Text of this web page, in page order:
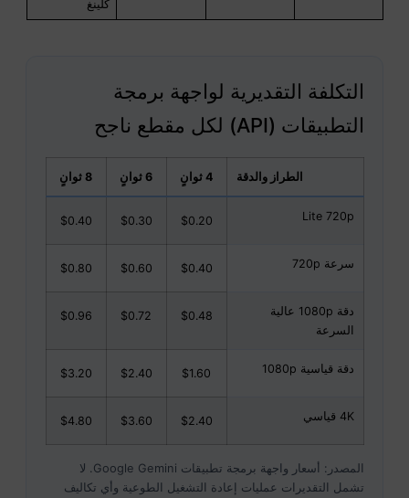
كلينغ
التكلفة التقديرية لواجهة برمجة
التطبيقات (API) لكل مقطع ناجح
الطراز والدقة 4 ثوانٍ 6 ثوانٍ 8 ثوانٍ
Lite 720p
$0.20
$0.30
$0.40
سرعة 720p $0.40
$0.60
$0.80
دقة 1080p عالية
السرعة
$0.48
$0.72
$0.96
دقة قياسية 1080p $1.60
$2.40
$3.20
4K قياسي $2.40
$3.60
$4.80
المصدر: أسعار واجهة برمجة تطبيقات Google Gemini. لا
تشمل التقديرات عمليات إعادة التشغيل الطوعية وأي تكاليف